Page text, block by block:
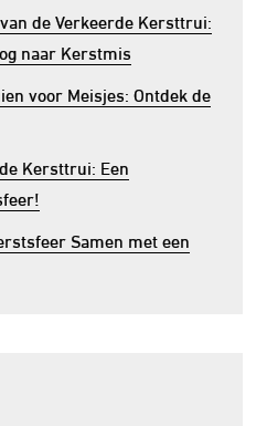
de Verkeerde Kersttrui:
naar Kerstmis
voor Meisjes: Ontdek de
Kersttrui: Een
Samen met een